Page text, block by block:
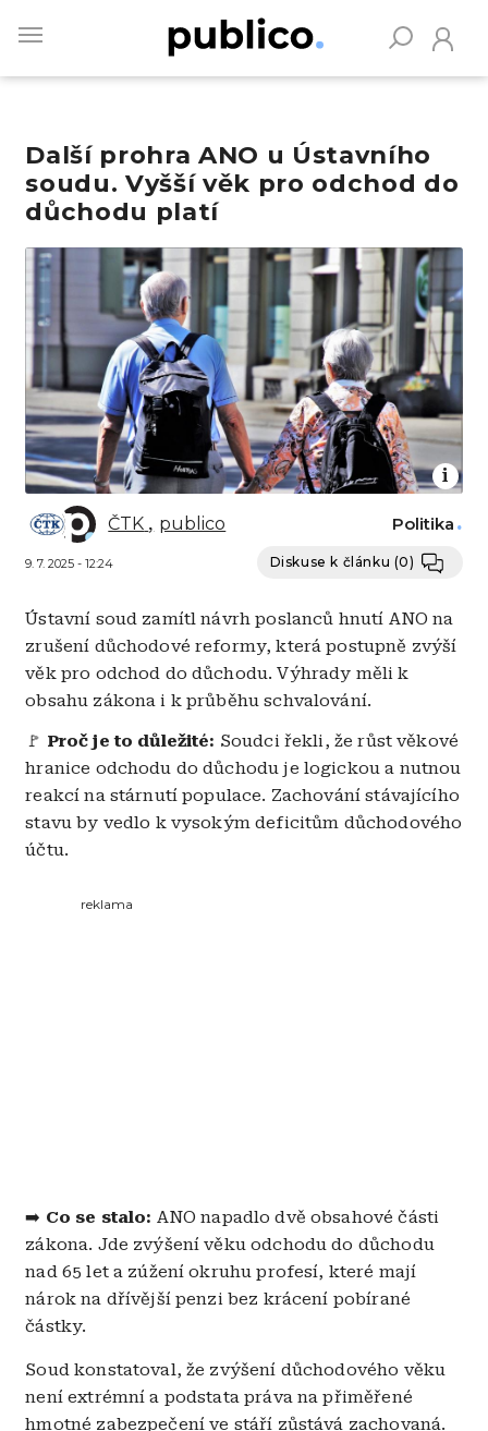
main
Další prohra ANO u Ústavního
soudu. Vyšší věk pro odchod do
důchodu platí
Obrázek
ČTK publico
9. 7. 2025 - 12:24
Politika
Diskuse k článku (0)
Ústavní soud zamítl návrh poslanců hnutí ANO na
zrušení důchodové reformy, která postupně zvýší
věk pro odchod do důchodu. Výhrady měli k
obsahu zákona i k průběhu schvalování.
🚩 Proč je to důležité: Soudci řekli, že růst věkové
hranice odchodu do důchodu je logickou a nutnou
reakcí na stárnutí populace. Zachování stávajícího
stavu by vedlo k vysokým deficitům důchodového
účtu.
reklama
➡️ Co se stalo: ANO napadlo dvě obsahové části
zákona. Jde zvýšení věku odchodu do důchodu
nad 65 let a zúžení okruhu profesí, které mají
nárok na dřívější penzi bez krácení pobírané
částky.
Soud konstatoval, že zvýšení důchodového věku
není extrémní a podstata práva na přiměřené
hmotné zabezpečení ve stáří zůstává zachovaná.
Vyhledávejte na Publiku